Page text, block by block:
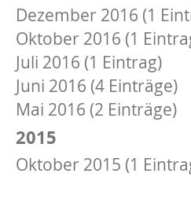
Dezember 2016 (1
Oktober 2016 (1
Juli 2016 (1 Eintrag)
Juni 2016 (4 Einträge)
Mai 2016 (2 Einträge)
2015
Oktober 2015 (1